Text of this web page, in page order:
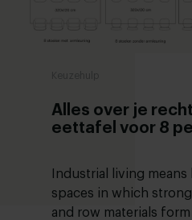
Alles over je
eettafel voor 8
Industrial living
spaces in which
and row materials